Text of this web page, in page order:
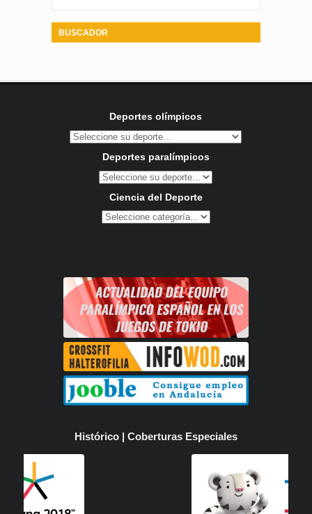
BUSCADOR
Deportes olímpicos
Deportes paralímpicos
Ciencia del Deporte
Histórico | Coberturas Especiales